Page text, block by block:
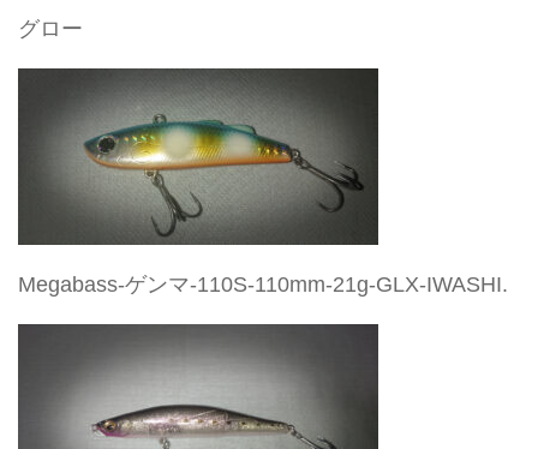
グロー
Megabass-ゲンマ-110S-110mm-21g-GLX-IWASHI.